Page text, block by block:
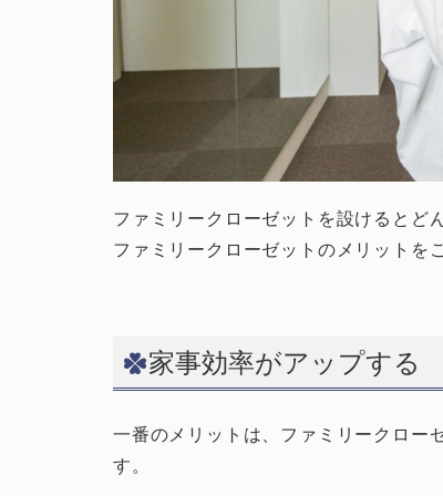
ファミリークローゼットを設けるとど
ファミリークローゼットのメリットを
家事効率がアップする
一番のメリットは、ファミリークロー
す。